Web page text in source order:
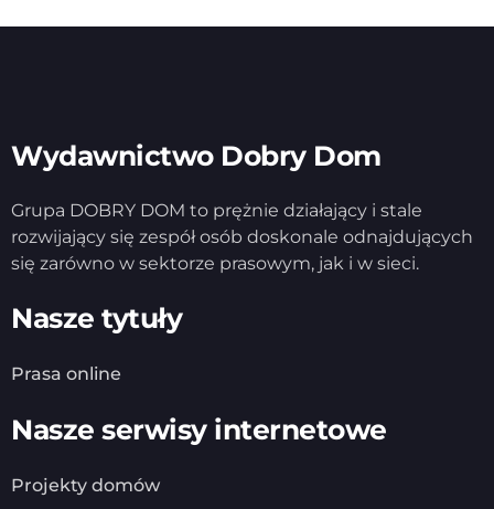
Wydawnictwo Dobry Dom
Grupa DOBRY DOM to prężnie działający i stale
rozwijający się zespół osób doskonale odnajdujących
się zarówno w sektorze prasowym, jak i w sieci.
Nasze tytuły
Prasa online
Nasze serwisy internetowe
Projekty domów